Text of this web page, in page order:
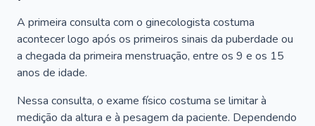
A primeira consulta com o ginecologista costuma
acontecer logo após os primeiros sinais da puberdade ou
a chegada da primeira menstruação, entre os 9 e os 15
anos de idade.
Nessa consulta, o exame físico costuma se limitar à
medição da altura e à pesagem da paciente. Dependendo